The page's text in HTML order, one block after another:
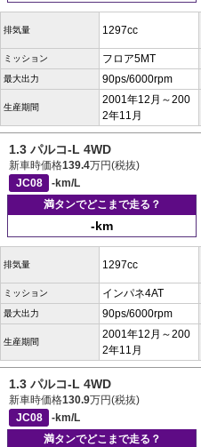
排気量 1297cc
ミッション フロア5MT
最大出力 90ps/6000rpm
生産期間
2001年12月～200
2年11月
1.3 パルコ-L 4WD
新車時価格139.4万円(税抜)
JC08
-km/L
満タンでどこまで走る？
-km
排気量 1297cc
ミッション インパネ4AT
最大出力 90ps/6000rpm
生産期間
2001年12月～200
2年11月
1.3 パルコ-L 4WD
新車時価格130.9万円(税抜)
JC08
-km/L
満タンでどこまで走る？